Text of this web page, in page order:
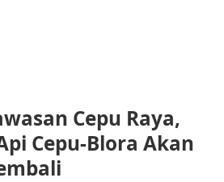
Cepu Raya,
Cepu-Blora Akan